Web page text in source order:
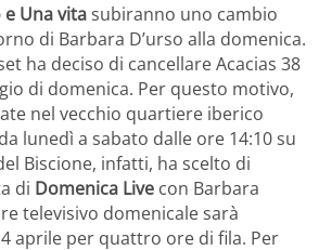
e Una vitasubiranno uno cambio
di Barbara D’urso alla domenica.
ha deciso di cancellare Acacias 38
di domenica. Per questo motivo,
nel vecchio quartiere iberico
lunedì a sabato dalle ore 14:10 su
Biscione, infatti, ha scelto di
di Domenica Live con Barbara
televisivo domenicale sarà
aprile per quattro ore di fila. Per